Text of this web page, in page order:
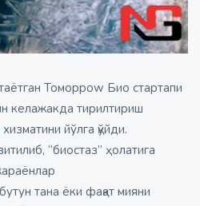
Томорроw Био стартапи
келажакда тирилтириш
йўлга қўйди.
“биостаз” ҳолатига
тана ёки фақат мияни